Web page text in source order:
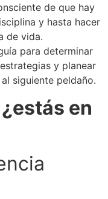
de que hay
y hasta hacer
de vida.
para determinar
y planear
siguiente peldaño.
en